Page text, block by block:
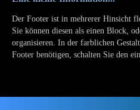
Der Footer ist in mehrerer Hinsicht
Sie können diesen als einen Block,
organisieren. In der farblichen
Footer benötigen, schalten Sie den